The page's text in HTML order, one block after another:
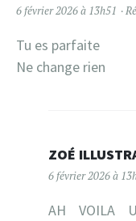
6 février 2026 à 13h51
Tu es parfaite
Ne change rien
ZOÉ
6 février 2026 à
AH VOILA